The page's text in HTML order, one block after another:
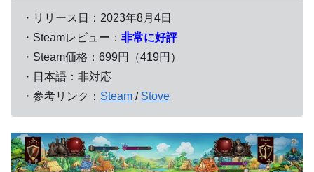
・リリース日：2023年8月4日
・Steamレビュー： 非常に好評
・Steam価格：699円（419円）
・日本語：非対応
・参考リンク： Steam / Stove